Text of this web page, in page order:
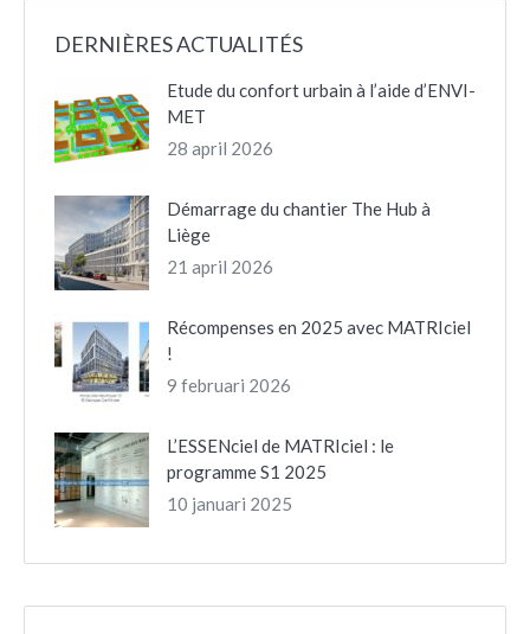
DERNIÈRES ACTUALITÉS
Etude du confort urbain à l’aide d’ENVI-
MET
28 april 2026
Démarrage du chantier The Hub à
Liège
21 april 2026
Récompenses en 2025 avec MATRIciel
!
9 februari 2026
L’ESSENciel de MATRIciel : le
programme S1 2025
10 januari 2025